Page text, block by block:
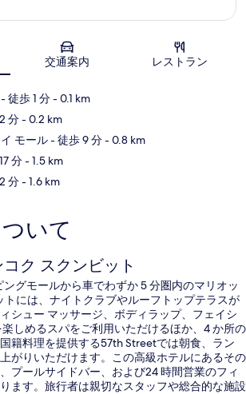
交通案内 レストラン
- 徒歩 1 分- 0.1 km
分- 0.2 km
モール- 徒歩 9 分- 0.8 km
分- 1.5 km
分- 1.6 km
いて
ク スクンビット
ングモールから車でわずか 5 分圏内のマリオッ
トには、ナイトクラブやルーフトップテラスが
シュー マッサージ、ボディラップ、フェイシ
しめるスパをご利用いただけるほか、4 か所の
籍料理を提供する57th Streetでは朝食、ラン
がりいただけます。この高級ホテルにあるその
プールサイドバー、および24 時間営業のフィ
ます。旅行者は親切なスタッフや総合的な施設